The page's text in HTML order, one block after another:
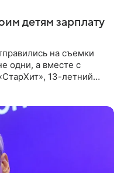
детям зарплату
на съемки
одни, а вместе с
13-летний